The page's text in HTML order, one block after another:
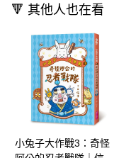
３．未成年的使用者請事
任。
４．使用「AFTEE先享
時審查核予不同之上限
請求用戶進行身份認證。
５．嚴禁一人註冊多個
恩沛科技股份有限公司
🔻 其他人也在看
小兔子大作戰3：奇怪